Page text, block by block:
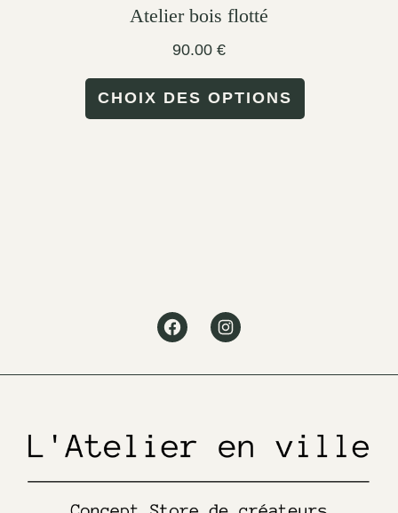
Atelier bois flotté
90.00 €
CHOIX DES OPTIONS
product
page
FacebookInstagram